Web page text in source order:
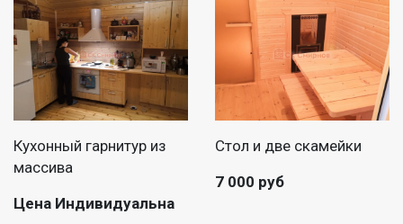
Кухонный гарнитур из
массива
Цена Индивидуальна
Стол и две скамейки
7 000 руб